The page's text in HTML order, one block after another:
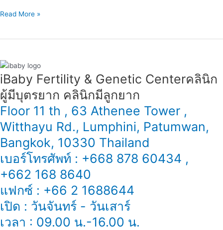
Read More »
iBaby Fertility & Genetic Center​ คลินิก
ผู้มีบุตรยาก คลินิกมีลูกยาก
Floor 11 th , 63 Athenee Tower ,
Witthayu Rd., Lumphini, Patumwan,
Bangkok, 10330 Thailand
เบอร์โทรศัพท์ : +668 878 60434 ,
+662 168 8640
แฟกซ์ : +66 2 1688644
เปิด : วันจันทร์ - วันเสาร์
เวลา : 09.00 น.-16.00 น.